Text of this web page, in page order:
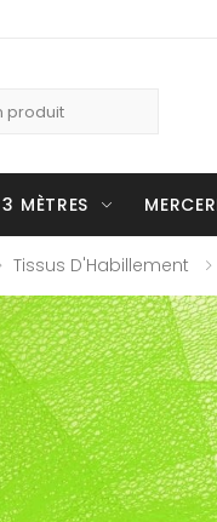
MÈTRES
Tissus D'Habillement